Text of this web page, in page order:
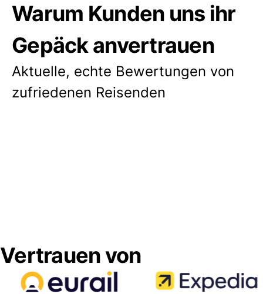
Warum Kunden uns ihr
Gepäck anvertrauen
Aktuelle, echte Bewertungen von
zufriedenen Reisenden
Vertrauen von